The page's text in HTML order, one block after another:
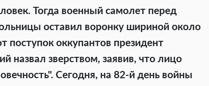
Тогда военный самолет перед
оставил воронку шириной около
поступок оккупантов президент
назвал зверством, заявив, что лицо
Сегодня, на 82-й день войны